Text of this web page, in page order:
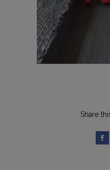
Share